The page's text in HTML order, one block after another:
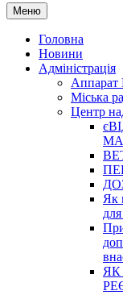
Меню Skip
to
content
Головна
Новини
Адміністрація
Міська
Центр
Як